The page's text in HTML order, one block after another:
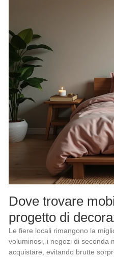
Dove trovare
progetto di
Le fiere locali rimangono la
voluminosi, i negozi di seconda
acquistare, evitando brutte